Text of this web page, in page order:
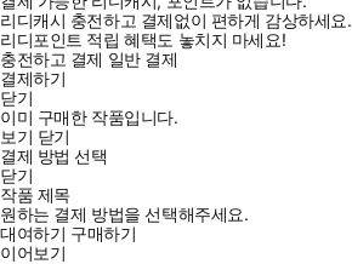
리디캐시 충전하고 결제없이 편하게 감상하세요.
리디포인트 적립 혜택도 놓치지 마세요!
충전하고 결제 일반 결제
결제하기
닫기
이미 구매한 작품입니다.
보기 닫기
결제 방법 선택
닫기
작품 제목
원하는 결제 방법을 선택해주세요.
대여하기 구매하기
이어보기